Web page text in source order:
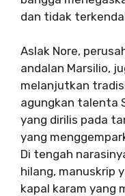
dan tidak
Aslak Nore,
andalan Marsilio,
melanjutkan
agungkan talenta
yang dirilis pada
yang
Di tengah
hilang, manuskrip
kapal karam yang